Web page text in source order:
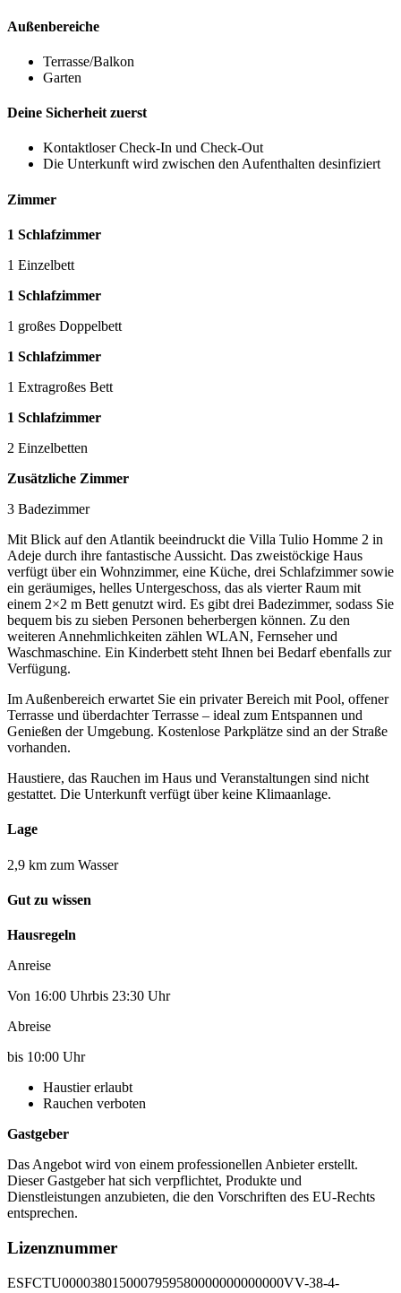
Außenbereiche
Terrasse/Balkon
Garten
Deine Sicherheit zuerst
Kontaktloser Check-In und Check-Out
Die Unterkunft wird zwischen den Aufenthalten desinfiziert
Zimmer
1 Schlafzimmer
1 Einzelbett
1 Schlafzimmer
1 großes Doppelbett
1 Schlafzimmer
1 Extragroßes Bett
1 Schlafzimmer
2 Einzelbetten
Zusätzliche Zimmer
3 Badezimmer
Mit Blick auf den Atlantik beeindruckt die Villa Tulio Homme 2 in
Adeje durch ihre fantastische Aussicht. Das zweistöckige Haus
verfügt über ein Wohnzimmer, eine Küche, drei Schlafzimmer sowie
ein geräumiges, helles Untergeschoss, das als vierter Raum mit
einem 2×2 m Bett genutzt wird. Es gibt drei Badezimmer, sodass Sie
bequem bis zu sieben Personen beherbergen können. Zu den
weiteren Annehmlichkeiten zählen WLAN, Fernseher und
Waschmaschine. Ein Kinderbett steht Ihnen bei Bedarf ebenfalls zur
Verfügung.
Im Außenbereich erwartet Sie ein privater Bereich mit Pool, offener
Terrasse und überdachter Terrasse – ideal zum Entspannen und
Genießen der Umgebung. Kostenlose Parkplätze sind an der Straße
vorhanden.
Haustiere, das Rauchen im Haus und Veranstaltungen sind nicht
gestattet. Die Unterkunft verfügt über keine Klimaanlage.
Lage
2,9 km zum Wasser
Gut zu wissen
Hausregeln
Anreise
Von 16:00 Uhrbis 23:30 Uhr
Abreise
bis 10:00 Uhr
Haustier erlaubt
Rauchen verboten
Gastgeber
Das Angebot wird von einem professionellen Anbieter erstellt.
Dieser Gastgeber hat sich verpflichtet, Produkte und
Dienstleistungen anzubieten, die den Vorschriften des EU-Rechts
entsprechen.
Lizenznummer
ESFCTU0000380150007959580000000000000VV-38-4-